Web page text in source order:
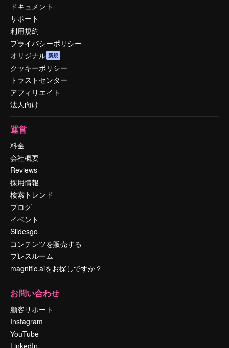
ドキュメント
サポート
利用規約
プライバシーポリシー
オリジナル 新規
クッキーポリシー
トラストセンター
アフィリエイト
法人向け
運営
料金
会社概要
Reviews
採用情報
検索トレンド
ブログ
イベント
Slidesgo
コンテンツを販売する
プレスルーム
magnific.aiをお探しですか？
お問い合わせ
顧客サポート
Instagram
YouTube
LinkedIn